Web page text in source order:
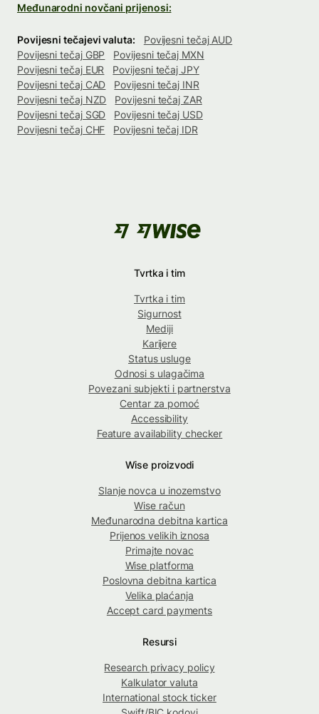
Međunarodni novčani prijenosi:
Povijesni tečajevi valuta:
Povijesni tečaj AUD
Povijesni tečaj GBP
Povijesni tečaj MXN
Povijesni tečaj EUR
Povijesni tečaj JPY
Povijesni tečaj CAD
Povijesni tečaj INR
Povijesni tečaj NZD
Povijesni tečaj ZAR
Povijesni tečaj SGD
Povijesni tečaj USD
Povijesni tečaj CHF
Povijesni tečaj IDR
Tvrtka i tim
Tvrtka i tim
Sigurnost
Mediji
Karijere
Status usluge
Odnosi s ulagačima
Povezani subjekti i partnerstva
Centar za pomoć
Accessibility
Feature availability checker
Wise proizvodi
Slanje novca u inozemstvo
Wise račun
Međunarodna debitna kartica
Prijenos velikih iznosa
Primajte novac
Wise platforma
Poslovna debitna kartica
Velika plaćanja
Accept card payments
Resursi
Research privacy policy
Kalkulator valuta
International stock ticker